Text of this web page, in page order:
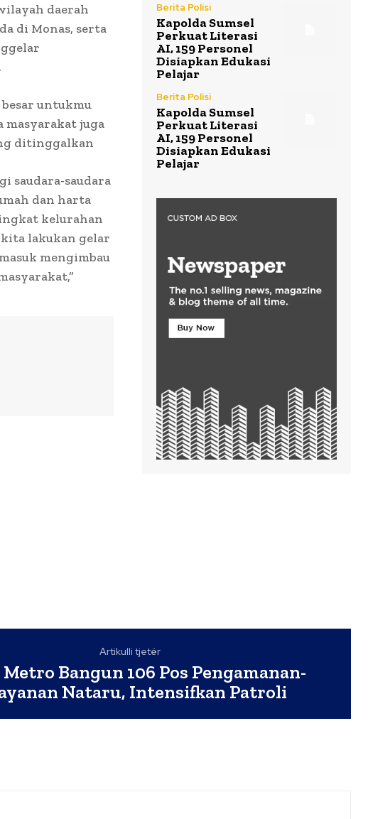
daerah
di Monas, serta
untukmu
masyarakat juga
ditinggalkan
saudara-saudara
dan harta
kelurahan
kita lakukan gelar
mengimbau
Berita Polisi
Kapolda Sumsel
Perkuat Literasi
AI, 159 Personel
Disiapkan Edukasi
Pelajar
Berita Polisi
Kapolda Sumsel
Perkuat Literasi
AI, 159 Personel
Disiapkan Edukasi
Pelajar
Artikulli tjetër
Bangun 106 Pos Pengamanan-
Nataru, Intensifkan Patroli